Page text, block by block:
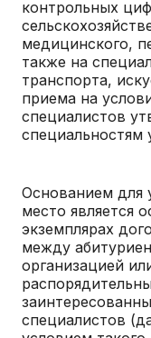
контрольных
медицинского,
также на
транспорта,
приема на
специалистов
специальностям
Основанием для
место является
экземплярах
между
организацией
специалистов